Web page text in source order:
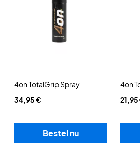
4on TotalGrip Spray
34,95 €
Bestel nu
4on
21,95